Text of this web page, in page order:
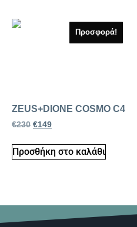
Προσφορά!
ZEUS+DIONE COSMO C4
€230 €149
Προσθήκη στο καλάθι